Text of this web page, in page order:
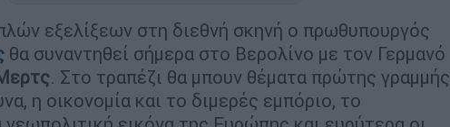
εξελίξεων στη διεθνή σκηνή ο πρωθυπουργός
θα συναντηθεί σήμερα στο Βερολίνο με τον Γερμανό
. Στο τραπέζι θα μπουν θέματα πρώτης γραμμής
η οικονομία και το διμερές εμπόριο, το